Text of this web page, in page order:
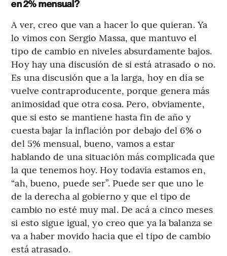
en 2% mensual?
A ver, creo que van a hacer lo que quieran. Ya
lo vimos con Sergio Massa, que mantuvo el
tipo de cambio en niveles absurdamente bajos.
Hoy hay una discusión de si está atrasado o no.
Es una discusión que a la larga, hoy en día se
vuelve contraproducente, porque genera más
animosidad que otra cosa. Pero, obviamente,
que si esto se mantiene hasta fin de año y
cuesta bajar la inflación por debajo del 6% o
del 5% mensual, bueno, vamos a estar
hablando de una situación más complicada que
la que tenemos hoy. Hoy todavía estamos en,
“ah, bueno, puede ser”. Puede ser que uno le
de la derecha al gobierno y que el tipo de
cambio no esté muy mal. De acá a cinco meses
si esto sigue igual, yo creo que ya la balanza se
va a haber movido hacia que el tipo de cambio
está atrasado.